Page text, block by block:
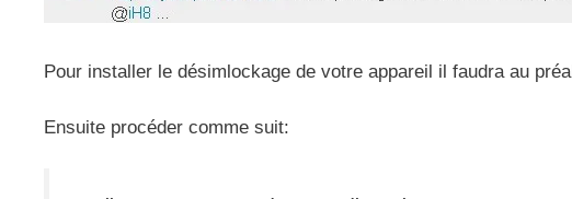
Pour installer le désimlockage de votre appareil il faudra au
Ensuite procéder comme suit: